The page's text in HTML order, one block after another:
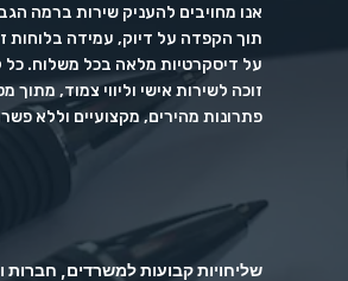
אנו מחויבים להעניק שירות ברמה
תוך הקפדה על דיוק, עמידה בלוחות
על דיסקרטיות מלאה בכל משלוח. כל
זוכה לשירות אישי וליווי צמוד, מתוך
פתרונות מהירים, מקצועיים וללא
שליחויות קבועות למשרדים, חברות